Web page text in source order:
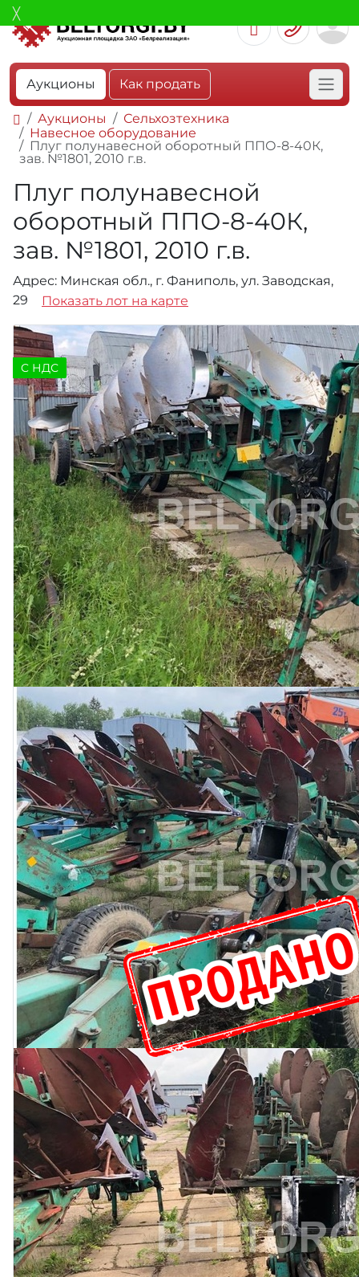
Аукционы Как продать
Аукционы
Сельхозтехника
Навесное оборудование
Плуг полунавесной оборотный ППО-8-40К,
зав. №1801, 2010 г.в.
Плуг полунавесной
оборотный ППО-8-40К,
зав. №1801, 2010 г.в.
Адрес: Минская обл., г. Фаниполь, ул. Заводская,
29
Показать лот на карте
C НДС